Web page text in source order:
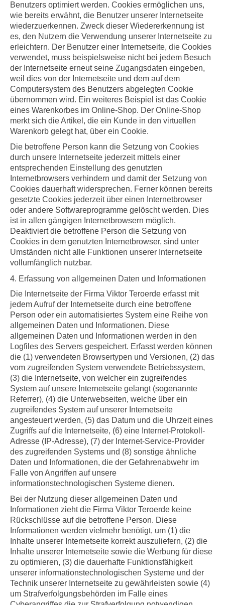
Benutzers optimiert werden. Cookies ermöglichen uns,
wie bereits erwähnt, die Benutzer unserer Internetseite
wiederzuerkennen. Zweck dieser Wiedererkennung ist
es, den Nutzern die Verwendung unserer Internetseite zu
erleichtern. Der Benutzer einer Internetseite, die Cookies
verwendet, muss beispielsweise nicht bei jedem Besuch
der Internetseite erneut seine Zugangsdaten eingeben,
weil dies von der Internetseite und dem auf dem
Computersystem des Benutzers abgelegten Cookie
übernommen wird. Ein weiteres Beispiel ist das Cookie
eines Warenkorbes im Online-Shop. Der Online-Shop
merkt sich die Artikel, die ein Kunde in den virtuellen
Warenkorb gelegt hat, über ein Cookie.
Die betroffene Person kann die Setzung von Cookies
durch unsere Internetseite jederzeit mittels einer
entsprechenden Einstellung des genutzten
Internetbrowsers verhindern und damit der Setzung von
Cookies dauerhaft widersprechen. Ferner können bereits
gesetzte Cookies jederzeit über einen Internetbrowser
oder andere Softwareprogramme gelöscht werden. Dies
ist in allen gängigen Internetbrowsern möglich.
Deaktiviert die betroffene Person die Setzung von
Cookies in dem genutzten Internetbrowser, sind unter
Umständen nicht alle Funktionen unserer Internetseite
vollumfänglich nutzbar.
4. Erfassung von allgemeinen Daten und Informationen
Die Internetseite der Firma Viktor Teroerde erfasst mit
jedem Aufruf der Internetseite durch eine betroffene
Person oder ein automatisiertes System eine Reihe von
allgemeinen Daten und Informationen. Diese
allgemeinen Daten und Informationen werden in den
Logfiles des Servers gespeichert. Erfasst werden können
die (1) verwendeten Browsertypen und Versionen, (2) das
vom zugreifenden System verwendete Betriebssystem,
(3) die Internetseite, von welcher ein zugreifendes
System auf unsere Internetseite gelangt (sogenannte
Referrer), (4) die Unterwebseiten, welche über ein
zugreifendes System auf unserer Internetseite
angesteuert werden, (5) das Datum und die Uhrzeit eines
Zugriffs auf die Internetseite, (6) eine Internet-Protokoll-
Adresse (IP-Adresse), (7) der Internet-Service-Provider
des zugreifenden Systems und (8) sonstige ähnliche
Daten und Informationen, die der Gefahrenabwehr im
Falle von Angriffen auf unsere
informationstechnologischen Systeme dienen.
Bei der Nutzung dieser allgemeinen Daten und
Informationen zieht die Firma Viktor Teroerde keine
Rückschlüsse auf die betroffene Person. Diese
Informationen werden vielmehr benötigt, um (1) die
Inhalte unserer Internetseite korrekt auszuliefern, (2) die
Inhalte unserer Internetseite sowie die Werbung für diese
zu optimieren, (3) die dauerhafte Funktionsfähigkeit
unserer informationstechnologischen Systeme und der
Technik unserer Internetseite zu gewährleisten sowie (4)
um Strafverfolgungsbehörden im Falle eines